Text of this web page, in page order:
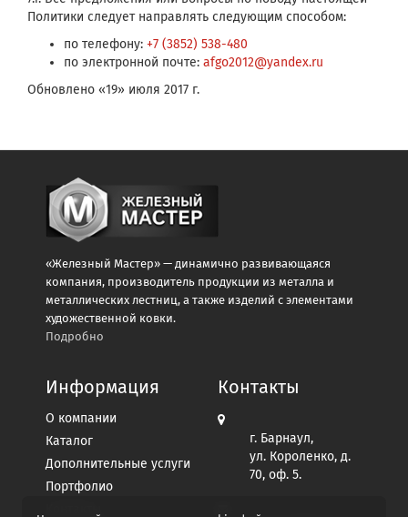
Политики следует направлять следующим способом:
по телефону: +7 (3852) 538-480
по электронной почте: afgo2012@yandex.ru
Обновлено «19» июля 2017 г.
«Железный Мастер» — динамично развивающаяся
компания, производитель продукции из металла и
металлических лестниц, а также изделий с элементами
художественной ковки.
Подробно
Информация
О компании
Каталог
Дополнительные услуги
Портфолио
Контакты
г. Барнаул,
ул. Короленко, д.
70, оф. 5.